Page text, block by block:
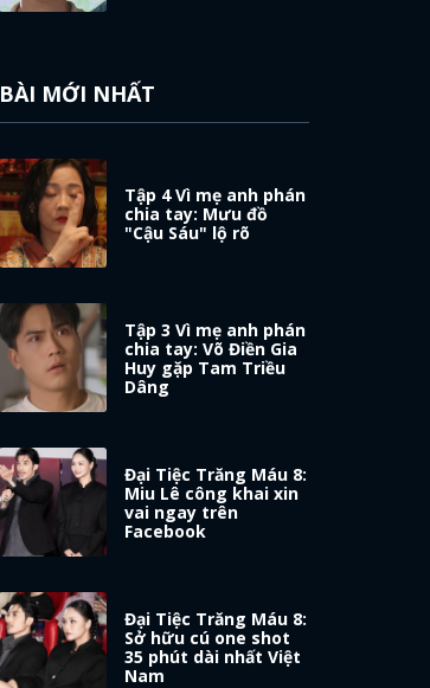
BÀI MỚI NHẤT
Tập 4 Vì mẹ anh phán
chia tay: Mưu đồ
"Cậu Sáu" lộ rõ
Tập 3 Vì mẹ anh phán
chia tay: Võ Điền Gia
Huy gặp Tam Triều
Dâng
Đại Tiệc Trăng Máu 8:
Miu Lê công khai xin
vai ngay trên
Facebook
Đại Tiệc Trăng Máu 8:
Sở hữu cú one shot
35 phút dài nhất Việt
Nam